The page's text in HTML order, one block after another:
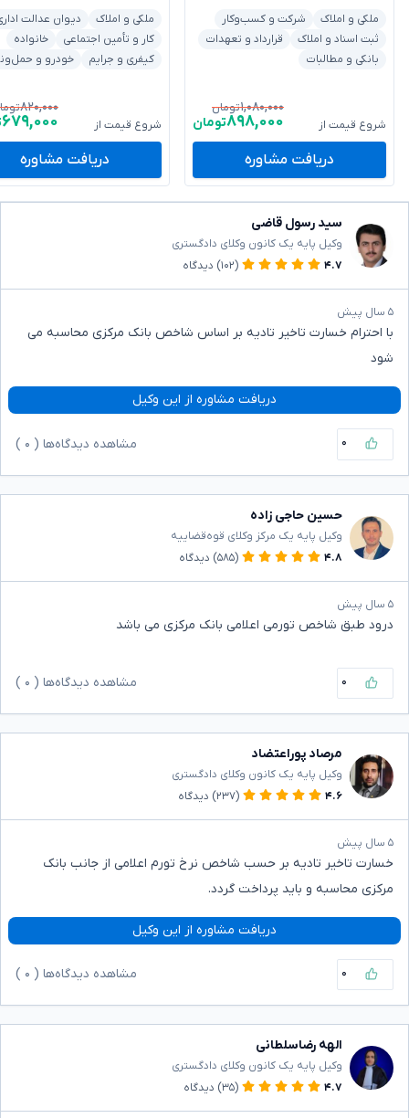
ملکی و املاک
شرکت و کسب‌وکار
ثبت اسناد و املاک
قرارداد و تعهدات
بانکی و مطالبات
شروع قیمت از
۱,۰۸۰,۰۰۰تومان
۸۹۸,۰۰۰تومان
دریافت مشاوره
ملکی و املاک
دیوان عدالت
کار و تأمین اجتماعی
خانواده
کیفری و جرایم
خودرو و
شروع قیمت از
۸۲۰,۰۰۰
۶۷۹,۰۰۰
دریافت مشاوره
سید رسول قاضی
وکیل پایه یک کانون وکلای دادگستری
۴.۷
(۱۰۲) دیدگاه
۵ سال پیش
با احترام خسارت تاخیر تادیه بر اساس شاخص بانک مرکزی محاسبه می
شود
دریافت مشاوره از این وکیل
۰ مشاهده دیدگاه‌ها ( ۰
حسین حاجی زاده
وکیل پایه یک مرکز وکلای قوه‌قضاییه
۴.۸
(۵۸۵) دیدگاه
۵ سال پیش
درود طبق شاخص تورمی اعلامی بانک مرکزی می باشد
۰ مشاهده دیدگاه‌ها ( ۰
مرصاد پوراعتضاد
وکیل پایه یک کانون وکلای دادگستری
۴.۶
(۲۳۷) دیدگاه
۵ سال پیش
خسارت تاخیر تادیه بر حسب شاخص نرخ تورم اعلامی از جانب بانک
مرکزی محاسبه و باید پرداخت گردد.
دریافت مشاوره از این وکیل
۰ مشاهده دیدگاه‌ها ( ۰
الهه رضاسلطانی
وکیل پایه یک کانون وکلای دادگستری
۴.۷
(۳۵) دیدگاه